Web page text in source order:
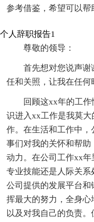
参考借鉴，希望可以帮
个人辞职报告1
尊敬的领导：
首先想对您说声
任和关照，让我在任何
回顾这xx年的工
识进入xx工作是我莫
作。在生活和工作中，
事们对我的关怀和帮
动力。在公司工作xx
专业技能还是人际关
公司提供的发展平台
挥最大的努力，全身
以及对我自己的负责